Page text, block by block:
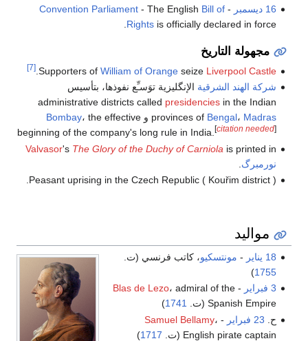
16 ديسمبر
-
Convention Parliament- The English Bill of
Rightsis officially declared in force.
مجهولة التاريخ
Supporters of William of Orangeseize Liverpool Castle
.
[7]
شركة الهند الشرقية الإنگليزية توَسـِّع نفوذها، بتأسيس
administrative districts called presidenciesin the Indian
provinces of Bengal، Madras و Bombay، the effective
beginning of the company's long rule in India. [citation needed]
Valvasor's The Glory of the Duchy of Carniola is printed in
نورمبرگ
Peasant uprising in the Czech Republic ( Kouřim district ).
مواليد
18 يناير - مونتسكيو، كاتب فرنسي (ت.
1755
)
3 فبراير
-
Blas de Lezo، admiral of the
Spanish Empire (ت.
1741
)
ح. 23 فبراير -
Samuel Bellamy،
English pirate captain (ت.
1717
)